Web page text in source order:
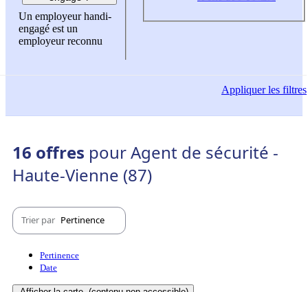
Un employeur handi-
engagé est un
employeur reconnu
Appliquerles filtres
16 offres pour Agent de sécurité -
Haute-Vienne (87)
Trier par Pertinence
Pertinence
Date